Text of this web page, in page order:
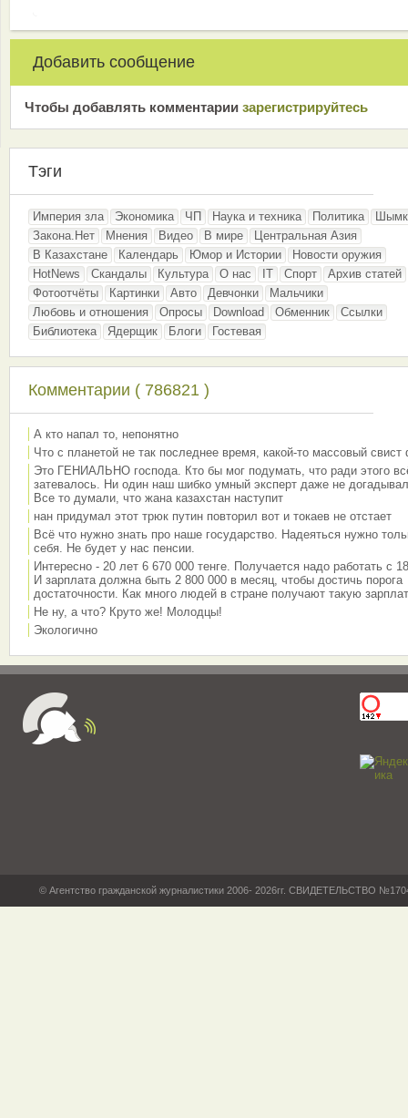
Добавить сообщение
Чтобы добавлять комментарии зарeгиcтрирyйтeсь
Тэги
Империя зла Экономика ЧП Наука и техника Политика
Закона.Нет
Мнения Видео В мире
Центральная Азия
В Казахстане
Календарь Юмор и Истории
Новости оружия
HotNews
Скандалы Культура О нас IT Спорт
Архив статей
Фотоотчёты
Картинки Авто Девчонки
Мальчики
Любовь и отношения
Опросы Download Обменник
Ссылки
Библиотека
Ядерщик Блоги Гостевая
Комментарии ( 786821 )
А кто напал то, непонятно
Что с планетой не так последнее время, какой-то массовый свист
Это ГЕНИАЛЬНО господа. Кто бы мог подумать, что ради этого
затевалось. Ни один наш шибко умный эксперт даже не
Все то думали, что жана казахстан наступит
нан придумал этот трюк путин повторил вот и токаев не отстает
Всё что нужно знать про наше государство. Надеяться нужно
себя. Не будет у нас пенсии.
Интересно - 20 лет 6 670 000 тенге. Получается надо работать с
И зарплата должна быть 2 800 000 в месяц, чтобы достичь порога
достаточности. Как много людей в стране получают такую
Не ну, а что? Круто же! Молодцы!
Экологично
© Агентство гражданской журналистики 2006- 2026гг. СВИДЕТЕЛЬСТВО